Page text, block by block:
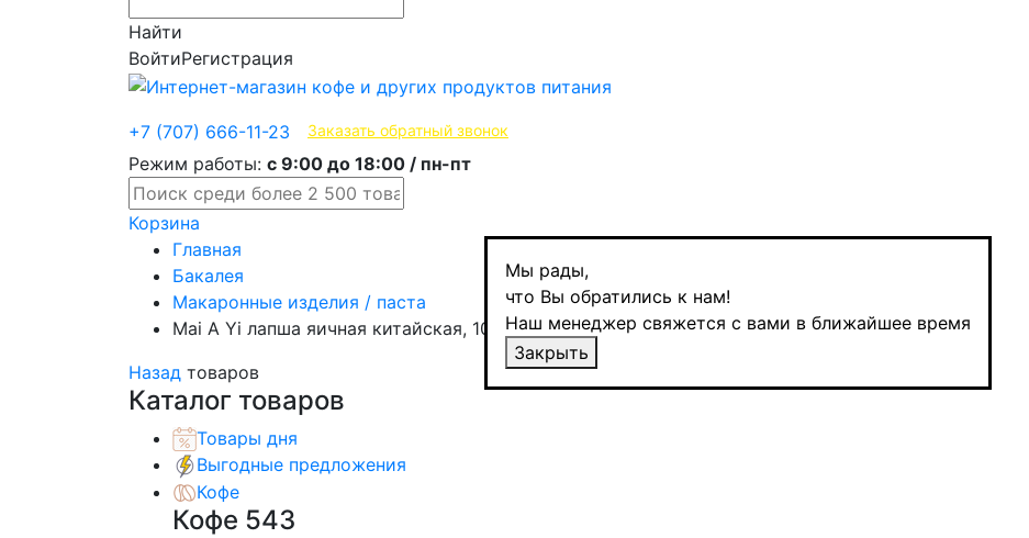
Найти
ВойтиРегистрация
+7 (707) 666-11-23 Заказать обратный звонок
Режим работы: с 9:00 до 18:00 / пн-пт
Корзина
Мы рады,
что Вы обратились к нам!
Наш менеджер свяжется с вами в ближайшее время
Закрыть
Главная
Бакалея
Макаронные изделия / паста
Mai A Yi лапша яичная китайская, 1000 гр
Назад товаров
Каталог товаров
Товары дня
Выгодные предложения
Кофе
Кофе 543